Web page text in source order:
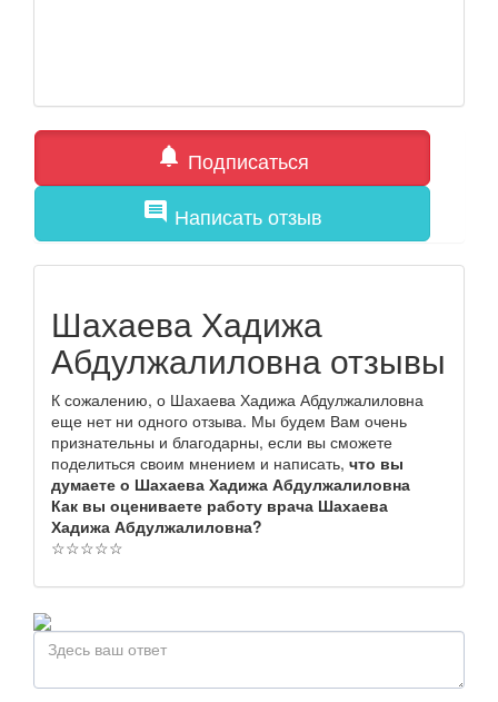
notifications Подписаться
comment Написать отзыв
Шахаева Хадижа
Абдулжалиловна отзывы
К сожалению, о Шахаева Хадижа Абдулжалиловна
еще нет ни одного отзыва. Мы будем Вам очень
признательны и благодарны, если вы сможете
поделиться своим мнением и написать, что вы
думаете о Шахаева Хадижа Абдулжалиловна
Как вы оцениваете работу врача Шахаева
Хадижа Абдулжалиловна?
☆☆☆☆☆